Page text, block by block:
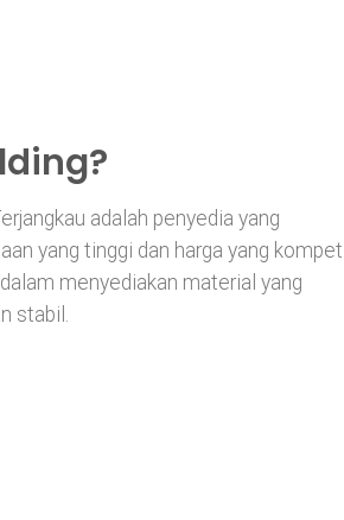
adalah penyedia yang
yang tinggi dan harga yang
menyediakan material yang
stabil.